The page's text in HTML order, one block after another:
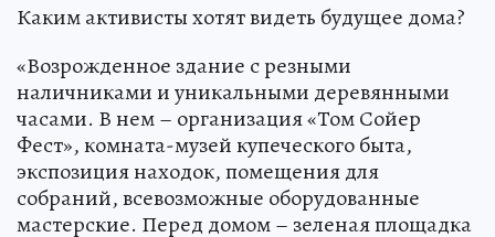
Каким активисты хотят видеть будущее дома?
«Возрожденное здание с резными
наличниками и уникальными деревянными
часами. В нем – организация «Том Сойер
Фест», комната-музей купеческого быта,
экспозиция находок, помещения для
собраний, всевозможные оборудованные
мастерские. Перед домом – зеленая площадка